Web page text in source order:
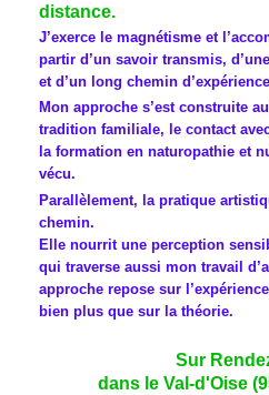
distance.
J’exerce le magnétisme et
partir d’un savoir transmis,
et d’un long chemin
Mon approche s’est construite
tradition familiale, le contact
la formation en naturopathie et
vécu.
Parallèlement, la pratique
chemin.
Elle nourrit une perception
qui traverse aussi mon travail
approche repose sur
bien plus que sur la théorie.
Sur
dans le Val-d'Oise